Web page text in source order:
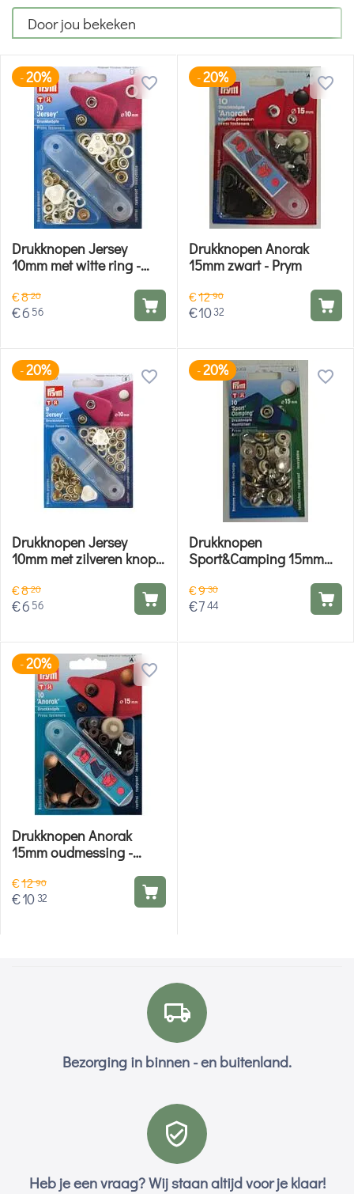
Door jou bekeken
-20%
Drukknopen Jersey
10mm met witte ring -
€820
€6 56
-20%
Drukknopen Anorak
15mm zwart - Prym
€1290
€10 32
-20%
Drukknopen Jersey
10mm met zilveren knop -
€820
€6 56
-20%
Drukknopen
Sport&Camping 15mm
€930
€744
-20%
Drukknopen Anorak
15mm oudmessing -
€1290
€10 32
Bezorging in binnen - en buitenland.
Heb je een vraag? Wij staan altijd voor je klaar!